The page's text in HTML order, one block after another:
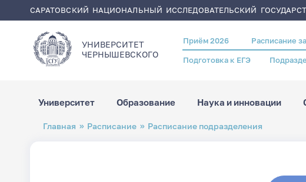
САРАТОВСКИЙ НАЦИОНАЛЬНЫЙ ИССЛЕДОВАТЕЛЬСКИЙ
УНИВЕРСИТЕТ
ЧЕРНЫШЕВСКОГO
Header
menu
Приём 2026 Расписание
Подготовка к ЕГЭ
Университет Образование Наука и инновации
Строка
навигации
Главная Расписание Расписание подразделения